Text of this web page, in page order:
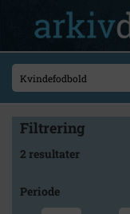
Filtrering
2 resultater
Periode